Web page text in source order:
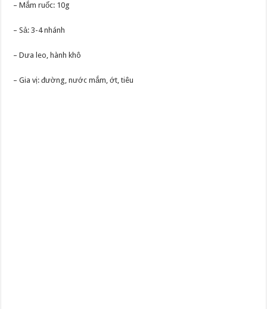
– Mắm ruốc: 10g
– Sả: 3-4 nhánh
– Dưa leo, hành khô
– Gia vị: đường, nước mắm, ớt, tiêu